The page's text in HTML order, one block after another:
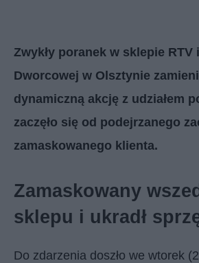
Zwykły poranek w sklepie RTV
Dworcowej w Olsztynie
dynamiczną akcję z udziałem
zaczęło się od podejrzanego
zamaskowanego klienta.
Zamaskowany
sklepu i ukradł
Do zdarzenia doszło we wtorek